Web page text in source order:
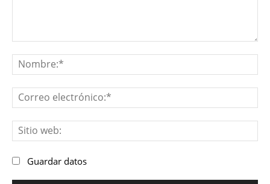
Guardar datos